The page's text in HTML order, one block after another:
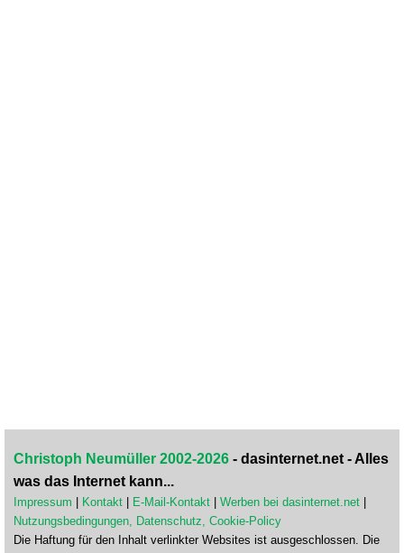
Christoph Neumüller 2002-2026 - dasinternet.net - Alles
was das Internet kann...
Impressum | Kontakt | E-Mail-Kontakt | Werben bei dasinternet.net |
Nutzungsbedingungen, Datenschutz, Cookie-Policy
Die Haftung für den Inhalt verlinkter Websites ist ausgeschlossen. Die